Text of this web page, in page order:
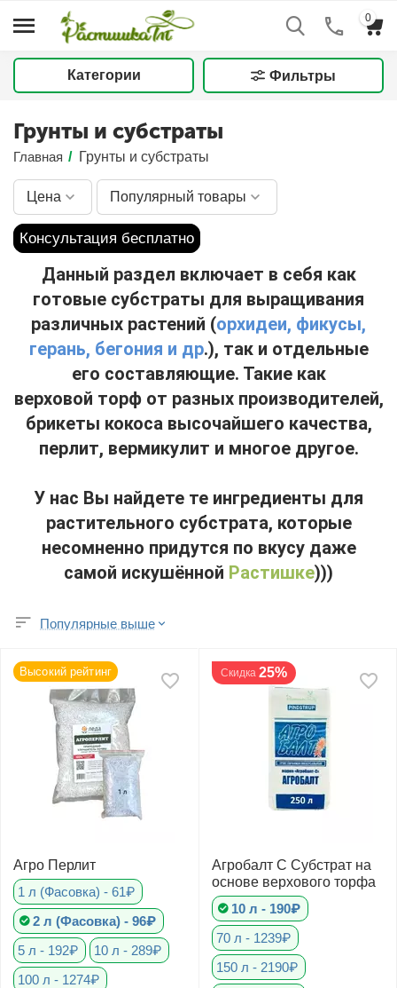
0
Категории Фильтры
Грунты и субстраты
Главная / Грунты и субстраты
Цена Популярный товары
Консультация бесплатно
Данный раздел включает в себя как
готовые субстраты для выращивания
различных растений (орхидеи, фикусы,
герань, бегония и др.), так и отдельные
его составляющие. Такие как
верховой торф от разных производителей,
брикеты кокоса высочайшего качества,
перлит, вермикулит и многое другое.
У нас Вы найдете те ингредиенты для
растительного субстрата, которые
несомненно придутся по вкусу даже
самой искушённой Растишке)))
Популярные выше
Высокий рейтинг
Агро Перлит
1 л (Фасовка) - 61₽
2 л (Фасовка) - 96₽
5 л - 192₽
10 л - 289₽
100 л - 1274₽
Скидка 25%
Агробалт С Субстрат на
основе верхового торфа
10 л - 190₽
70 л - 1239₽
150 л - 2190₽